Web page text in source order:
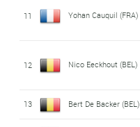
11 Yohan Cauquil (FRA)
12 Nico Eeckhout (BEL)
13 Bert De Backer (BEL)